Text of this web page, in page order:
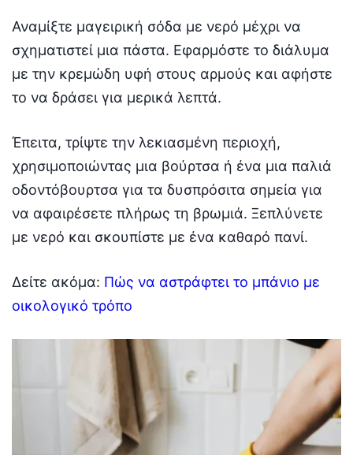
Αναμίξτε μαγειρική σόδα με νερό μέχρι να
σχηματιστεί μια πάστα. Εφαρμόστε το διάλυμα
με την κρεμώδη υφή στους αρμούς και αφήστε
το να δράσει για μερικά λεπτά.
Έπειτα, τρίψτε την λεκιασμένη περιοχή,
χρησιμοποιώντας μια βούρτσα ή ένα μια παλιά
οδοντόβουρτσα για τα δυσπρόσιτα σημεία για
να αφαιρέσετε πλήρως τη βρωμιά. Ξεπλύνετε
με νερό και σκουπίστε με ένα καθαρό πανί.
Δείτε ακόμα: Πώς να αστράφτει το μπάνιο με
οικολογικό τρόπο